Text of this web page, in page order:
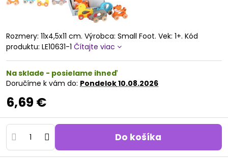
Rozmery: 11x4,5x11 cm. Výrobca: Small Foot. Vek: 1+. Kód
produktu: LE10631-1 Čítajte viac
Na sklade - posielame ihneď
Doručíme k vám do: Pondelok10.08.2026
6,69 €
Do košíka